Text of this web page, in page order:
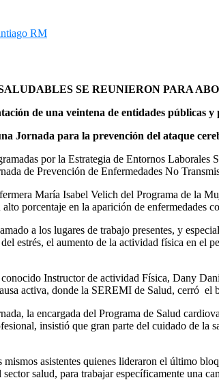
SE REUNIERON PARA
de una veintena de entidades públicas y
Jornada para la prevención del ataque
por la Estrategia de Entornos
de Prevención de Enfermedades No
María Isabel Velich del Programa de la
porcentaje en la aparición de enfermedades
a los lugares de trabajo presentes, y
estrés, el aumento de la actividad física en el
Instructor de actividad Física, Dany
activa, donde la SEREMI de Salud, cerró el
la encargada del Programa de Salud
insistió que gran parte del cuidado de la
asistentes quienes lideraron el último
salud, para trabajar específicamente una